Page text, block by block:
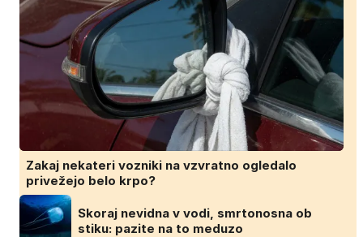
Zakaj nekateri vozniki na vzvratno ogledalo
privežejo belo krpo?
Skoraj nevidna v vodi, smrtonosna ob
stiku: pazite na to meduzo